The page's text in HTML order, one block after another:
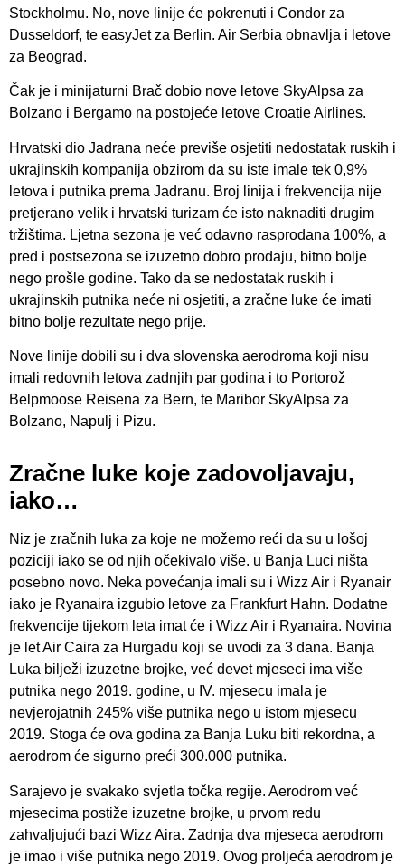
Stockholmu. No, nove linije će pokrenuti i Condor za
Dusseldorf, te easyJet za Berlin. Air Serbia obnavlja i letove
za Beograd.
Čak je i minijaturni Brač dobio nove letove SkyAlpsa za
Bolzano i Bergamo na postojeće letove Croatie Airlines.
Hrvatski dio Jadrana neće previše osjetiti nedostatak ruskih i
ukrajinskih kompanija obzirom da su iste imale tek 0,9%
letova i putnika prema Jadranu. Broj linija i frekvencija nije
pretjerano velik i hrvatski turizam će isto naknaditi drugim
tržištima. Ljetna sezona je već odavno rasprodana 100%, a
pred i postsezona se izuzetno dobro prodaju, bitno bolje
nego prošle godine. Tako da se nedostatak ruskih i
ukrajinskih putnika neće ni osjetiti, a zračne luke će imati
bitno bolje rezultate nego prije.
Nove linije dobili su i dva slovenska aerodroma koji nisu
imali redovnih letova zadnjih par godina i to Portorož
Belpmoose Reisena za Bern, te Maribor SkyAlpsa za
Bolzano, Napulj i Pizu.
Zračne luke koje zadovoljavaju,
iako…
Niz je zračnih luka za koje ne možemo reći da su u lošoj
poziciji iako se od njih očekivalo više. u Banja Luci ništa
posebno novo. Neka povećanja imali su i Wizz Air i Ryanair
iako je Ryanaira izgubio letove za Frankfurt Hahn. Dodatne
frekvencije tijekom leta imat će i Wizz Air i Ryanaira. Novina
je let Air Caira za Hurgadu koji se uvodi za 3 dana. Banja
Luka bilježi izuzetne brojke, već devet mjeseci ima više
putnika nego 2019. godine, u IV. mjesecu imala je
nevjerojatnih 245% više putnika nego u istom mjesecu
2019. Stoga će ova godina za Banja Luku biti rekordna, a
aerodrom će sigurno preći 300.000 putnika.
Sarajevo je svakako svjetla točka regije. Aerodrom već
mjesecima postiže izuzetne brojke, u prvom redu
zahvaljujući bazi Wizz Aira. Zadnja dva mjeseca aerodrom
je imao i više putnika nego 2019. Ovog proljeća aerodrom je